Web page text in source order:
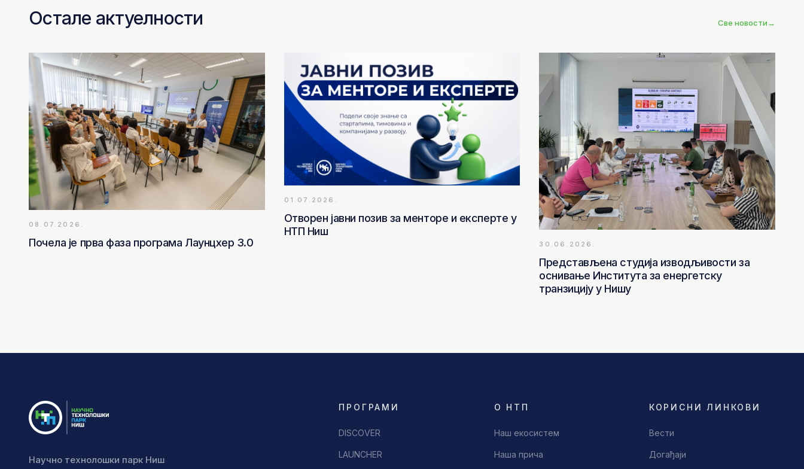
Остале актуелности Све новости→
08.07.2026.
Почела је прва фаза програма Лаунцхер 3.0
01.07.2026.
Отворен јавни позив за менторе и експерте у
НТП Ниш
30.06.2026.
Представљена студија изводљивости за
оснивање Института за енергетску
транзицију у Нишу
Научно технолошки парк Ниш
ПРОГРАМИ
DISCOVER
LAUNCHER
О НТП
Наш екосистем
Наша прича
КОРИСНИ ЛИНКОВИ
Вести
Догађаји